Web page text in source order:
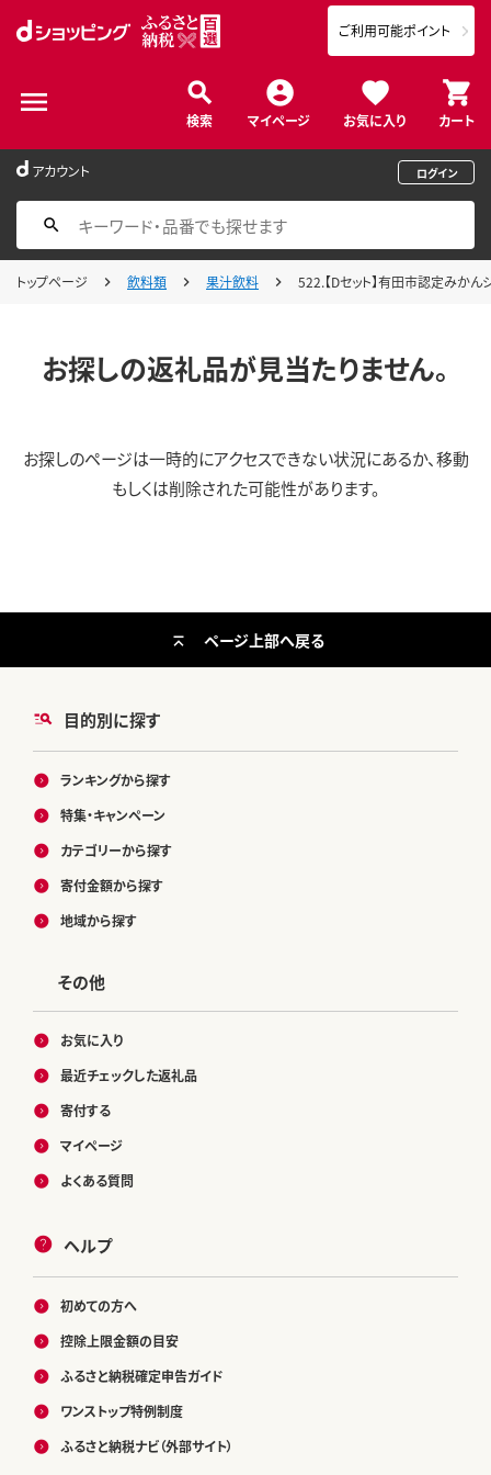
検索 マイページ お気に入り カート
ご利用可能ポイント
アカウント ログイン
トップページ 飲料類 果汁飲料 522.【Dセット】有田市認定みか
お探しの返礼品が見当たりません。
お探しのページは一時的にアクセスできない状況にあるか、移動
もしくは削除された可能性があります。
目的別に探す
ランキングから探す
特集・キャンペーン
カテゴリーから探す
寄付金額から探す
地域から探す
その他
お気に入り
最近チェックした返礼品
寄付する
マイページ
よくある質問
ヘルプ
初めての方へ
控除上限金額の目安
ふるさと納税確定申告ガイド
ワンストップ特例制度
ふるさと納税ナビ（外部サイト）
ページ上部へ戻る